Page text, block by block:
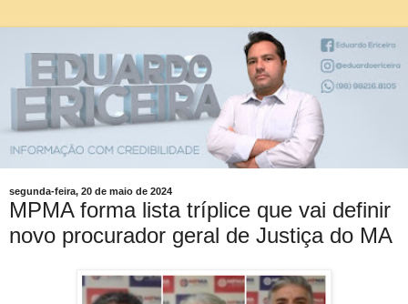
segunda-feira, 20 de maio de 2024
MPMA forma lista tríplice que vai definir
novo procurador geral de Justiça do MA